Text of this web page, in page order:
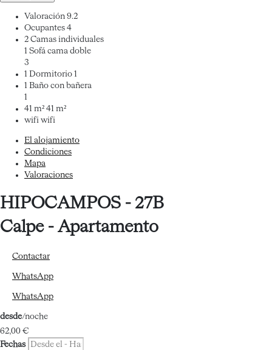
Valoración 9.2
Ocupantes 4
2 Camas individuales
1 Sofá cama doble
3
1 Dormitorio 1
1 Baño con bañera
1
41 m² 41 m²
wifi wifi
El alojamiento
Condiciones
Mapa
Valoraciones
HIPOCAMPOS - 27B
Calpe - Apartamento
Contactar
WhatsApp
WhatsApp
desde/noche
62,00 €
Fechas